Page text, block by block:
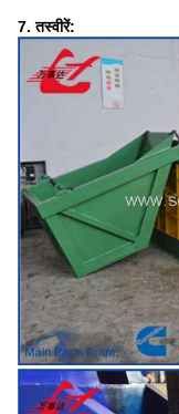
7. तस्वीरें: